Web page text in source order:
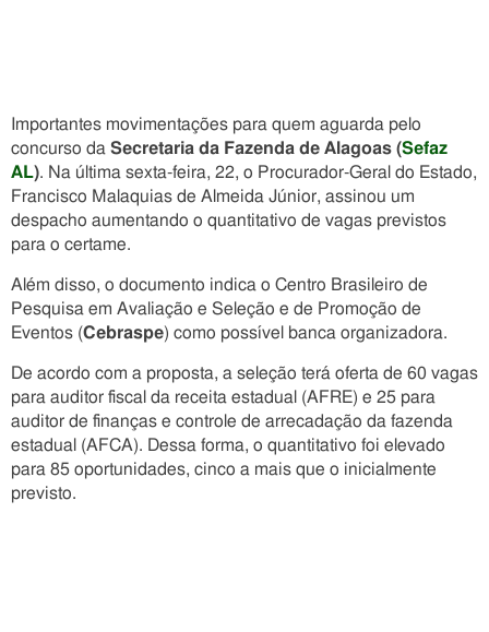
Importantes movimentações para quem aguarda pelo
concurso da Secretaria da Fazenda de Alagoas (Sefaz
AL). Na última sexta-feira, 22, o Procurador-Geral do Estado,
Francisco Malaquias de Almeida Júnior, assinou um
despacho aumentando o quantitativo de vagas previstos
para o certame.
Além disso, o documento indica o Centro Brasileiro de
Pesquisa em Avaliação e Seleção e de Promoção de
Eventos (Cebraspe) como possível banca organizadora.
De acordo com a proposta, a seleção terá oferta de 60 vagas
para auditor fiscal da receita estadual (AFRE) e 25 para
auditor de finanças e controle de arrecadação da fazenda
estadual (AFCA). Dessa forma, o quantitativo foi elevado
para 85 oportunidades, cinco a mais que o inicialmente
previsto.